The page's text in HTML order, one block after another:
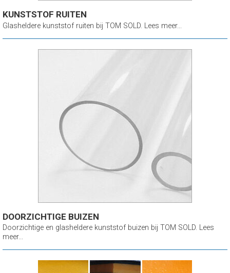
KUNSTSTOF RUITEN
Glasheldere kunststof ruiten bij TOM SOLD. Lees meer...
DOORZICHTIGE BUIZEN
Doorzichtige en glasheldere kunststof buizen bij TOM SOLD. Lees
meer...